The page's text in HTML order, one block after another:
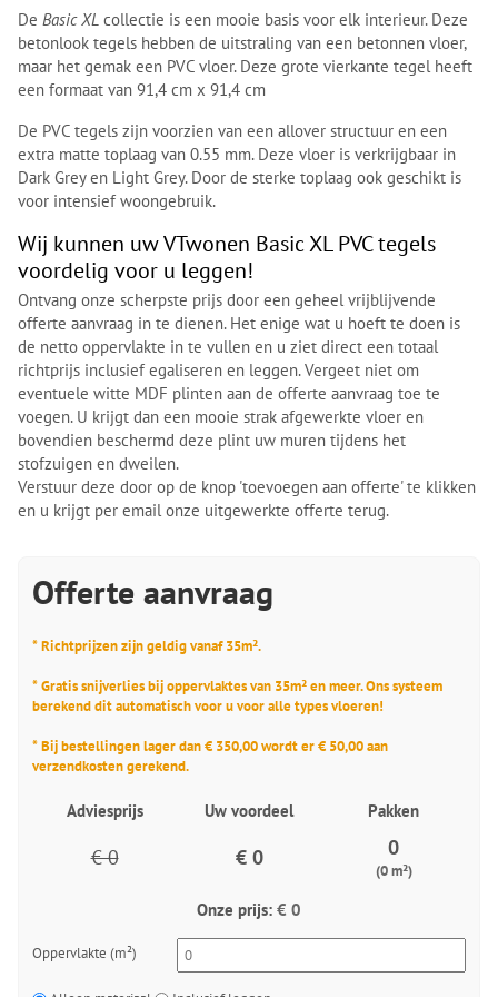
De Basic XL collectie is een mooie basis voor elk interieur. Deze
betonlook tegels hebben de uitstraling van een betonnen vloer,
maar het gemak een PVC vloer. Deze grote vierkante tegel heeft
een formaat van 91,4 cm x 91,4 cm
De PVC tegels zijn voorzien van een allover structuur en een
extra matte toplaag van 0.55 mm. Deze vloer is verkrijgbaar in
Dark Grey en Light Grey. Door de sterke toplaag ook geschikt is
voor intensief woongebruik.
Wij kunnen uw VTwonen Basic XL PVC tegels
voordelig voor u leggen!
Ontvang onze scherpste prijs door een geheel vrijblijvende
offerte aanvraag in te dienen. Het enige wat u hoeft te doen is
de netto oppervlakte in te vullen en u ziet direct een totaal
richtprijs inclusief egaliseren en leggen. Vergeet niet om
eventuele witte MDF plinten aan de offerte aanvraag toe te
voegen. U krijgt dan een mooie strak afgewerkte vloer en
bovendien beschermd deze plint uw muren tijdens het
stofzuigen en dweilen.
Verstuur deze door op de knop 'toevoegen aan offerte' te klikken
en u krijgt per email onze uitgewerkte offerte terug.
Offerte aanvraag
* Richtprijzen zijn geldig vanaf 35m².
* Gratis snijverlies bij oppervlaktes van 35m² en meer. Ons systeem
berekend dit automatisch voor u voor alle types vloeren!
* Bij bestellingen lager dan € 350,00 wordt er € 50,00 aan
verzendkosten gerekend.
Adviesprijs Uw voordeel Pakken
€ 0 € 0 0
(0 m²)
Onze prijs: € 0
Oppervlakte (m²)